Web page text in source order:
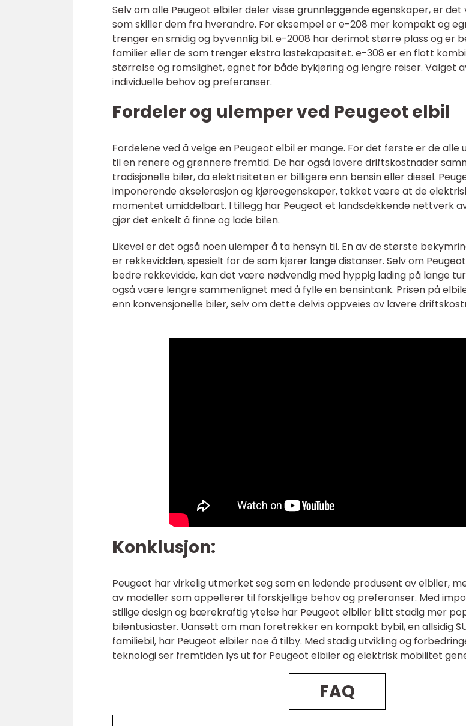
Selv om alle Peugeot elbiler deler visse grunnleggende egenskaper, er
som skiller dem fra hverandre. For eksempel er e-208 mer kompakt og
trenger en smidig og byvennlig bil. e-2008 har derimot større plass og er
familier eller de som trenger ekstra lastekapasitet. e-308 er en flott
størrelse og romslighet, egnet for både bykjøring og lengre reiser. Valget
individuelle behov og preferanser.
Fordeler og ulemper ved Peugeot elbil
Fordelene ved å velge en Peugeot elbil er mange. For det første er de alle
til en renere og grønnere fremtid. De har også lavere driftskostnader
tradisjonelle biler, da elektrisiteten er billigere enn bensin eller diesel.
imponerende akselerasjon og kjøreegenskaper, takket være at de
momentet umiddelbart. I tillegg har Peugeot et landsdekkende nettverk
gjør det enkelt å finne og lade bilen.
Likevel er det også noen ulemper å ta hensyn til. En av de største
er rekkevidden, spesielt for de som kjører lange distanser. Selv om
bedre rekkevidde, kan det være nødvendig med hyppig lading på lange
også være lengre sammenlignet med å fylle en bensintank. Prisen på
enn konvensjonelle biler, selv om dette delvis oppveies av lavere
Konklusjon:
Peugeot har virkelig utmerket seg som en ledende produsent av elbiler,
av modeller som appellerer til forskjellige behov og preferanser. Med
stilige design og bærekraftig ytelse har Peugeot elbiler blitt stadig mer
bilentusiaster. Uansett om man foretrekker en kompakt bybil, en allsidig
familiebil, har Peugeot elbiler noe å tilby. Med stadig utvikling og
teknologi ser fremtiden lys ut for Peugeot elbiler og elektrisk mobilitet
FAQ